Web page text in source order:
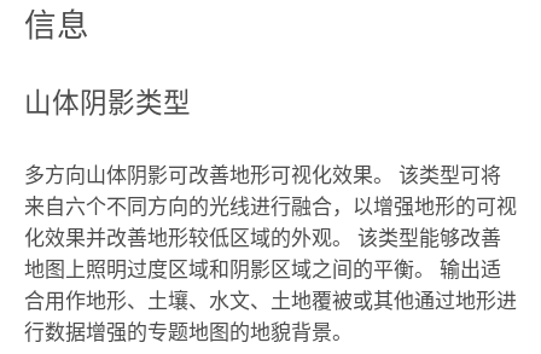
信息
山体阴影类型
多方向山体阴影可改善地形可视化效果。 该类型可将
来自六个不同方向的光线进行融合，以增强地形的可视
化效果并改善地形较低区域的外观。 该类型能够改善
地图上照明过度区域和阴影区域之间的平衡。 输出适
合用作地形、土壤、水文、土地覆被或其他通过地形进
行数据增强的专题地图的地貌背景。